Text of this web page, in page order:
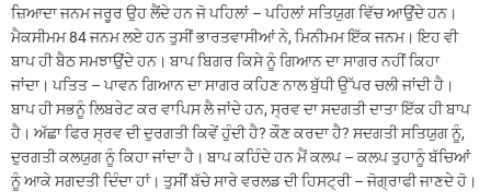
ਜ਼ਿਆਦਾ ਜਨਮ ਜਰੂਰ ਉਹ ਲੈਂਦੇ ਹਨ ਜੋ ਪਹਿਲਾਂ – ਪਹਿਲਾਂ ਸਤਿਯੁਗ ਵਿੱਚ ਆਉਂਦੇ ਹਨ।
ਮੈਕਸੀਮਮ 84 ਜਨਮ ਲਏ ਹਨ ਤੁਸੀਂ ਭਾਰਤਵਾਸੀਆਂ ਨੇ, ਮਿਨੀਮਮ ਇੱਕ ਜਨਮ। ਇਹ ਵੀ
ਬਾਪ ਹੀ ਬੈਠ ਸਮਝਾਉਂਦੇ ਹਨ। ਬਾਪ ਬਿਗਰ ਕਿਸੇ ਨੂੰ ਗਿਆਨ ਦਾ ਸਾਗਰ ਨਹੀਂ ਕਿਹਾ
ਜਾਂਦਾ। ਪਤਿਤ – ਪਾਵਨ ਗਿਆਨ ਦਾ ਸਾਗਰ ਕਹਿਣ ਨਾਲ ਬੁੱਧੀ ਉੱਪਰ ਚਲੀ ਜਾਂਦੀ ਹੈ।
ਬਾਪ ਹੀ ਸਭਨੂੰ ਲਿਬਰੇਟ ਕਰ ਵਾਪਿਸ ਲੈ ਜਾਂਦੇ ਹਨ, ਸ੍ਰਵ ਦਾ ਸਦਗਤੀ ਦਾਤਾ ਇੱਕ ਹੀ ਬਾਪ
ਹੈ। ਅੱਛਾ ਫਿਰ ਸ੍ਰਵ ਦੀ ਦੁਰਗਤੀ ਕਿਵੇਂ ਹੁੰਦੀ ਹੈ? ਕੌਣ ਕਰਦਾ ਹੈ? ਸਦਗਤੀ ਸਤਿਯੁਗ ਨੂੰ,
ਦੁਰਗਤੀ ਕਲਯੁਗ ਨੂੰ ਕਿਹਾ ਜਾਂਦਾ ਹੈ। ਬਾਪ ਕਹਿੰਦੇ ਹਨ ਮੈਂ ਕਲਪ – ਕਲਪ ਤੁਹਾਨੂੰ ਬੱਚਿਆਂ
ਨੂੰ ਆਕੇ ਸਗਦਤੀ ਦਿੰਦਾ ਹਾਂ। ਤੁਸੀਂ ਬੱਚੇ ਸਾਰੇ ਵਰਲਡ ਦੀ ਹਿਸਟ੍ਰੀ – ਜੋਗ੍ਰਾਫੀ ਜਾਣਦੇ ਹੋ।